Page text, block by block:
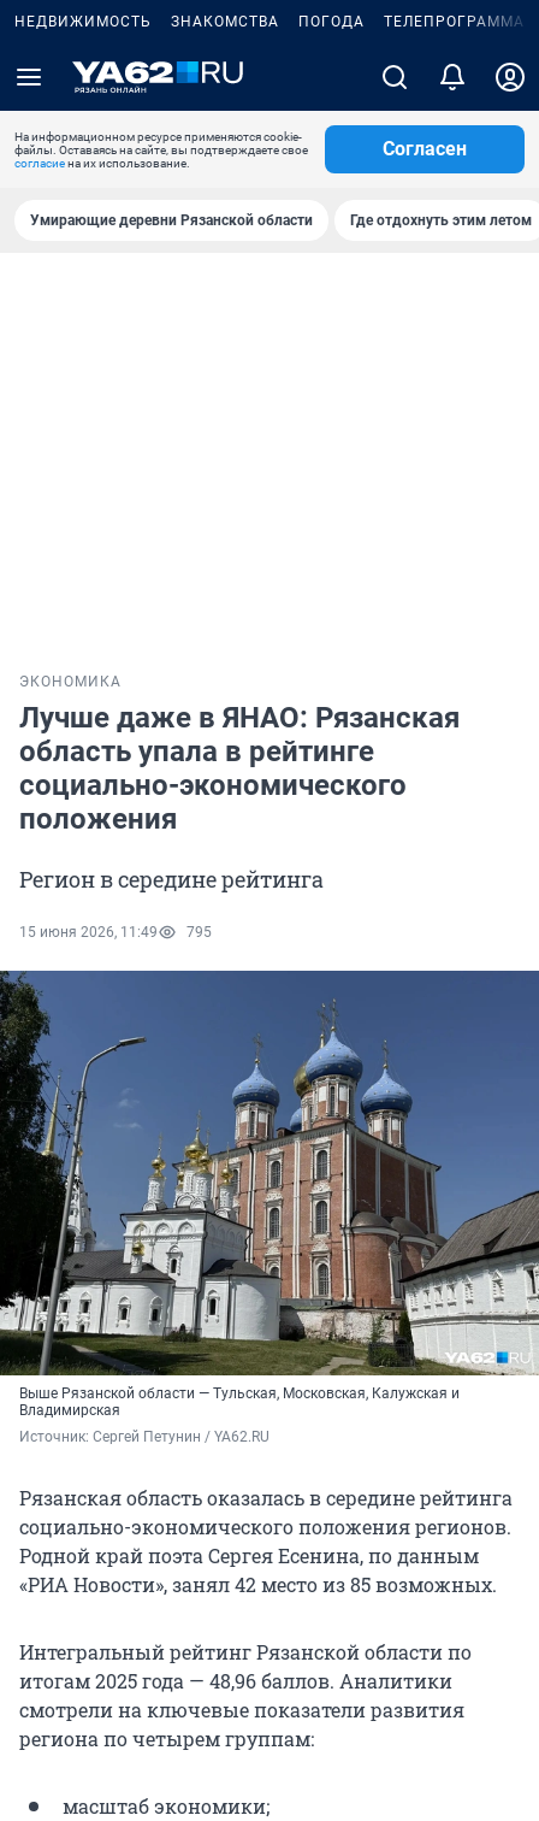
НЕДВИЖИМОСТЬ ЗНАКОМСТВА ПОГОДА ТЕЛЕПРОГРАММА
На информационном ресурсе применяются cookie-
файлы. Оставаясь на сайте, вы подтверждаете свое
согласиена их использование.
Согласен
Умирающие деревни Рязанской области Где отдохнуть этим летом
ЭКОНОМИКА
Лучше даже в ЯНАО: Рязанская
область упала в рейтинге
социально-экономического
положения
Регион в середине рейтинга
15 июня 2026, 11:49 795
Выше Рязанской области — Тульская, Московская, Калужская и
Владимирская
Источник: Сергей Петунин / YA62.RU
Рязанская область оказалась в середине рейтинга
социально-экономического положения регионов.
Родной край поэта Сергея Есенина, по данным
«РИА Новости», занял 42 место из 85 возможных.
Интегральный рейтинг Рязанской области по
итогам 2025 года — 48,96 баллов. Аналитики
смотрели на ключевые показатели развития
региона по четырем группам:
масштаб экономики;